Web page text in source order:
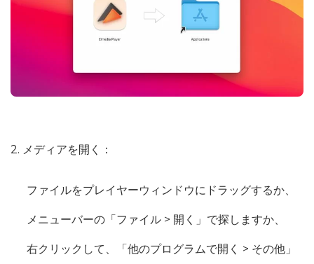
2. メディアを開く：
ファイルをプレイヤーウィンドウにドラッグするか、
メニューバーの「ファイル > 開く」で探しますか、
右クリックして、「他のプログラムで開く > その他」